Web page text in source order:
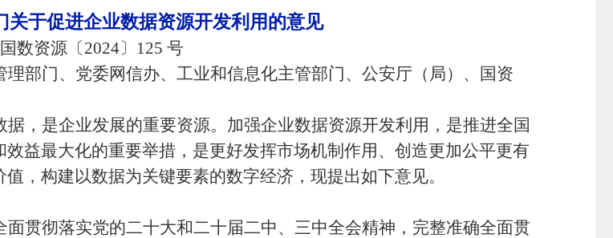
关于促进企业数据资源开发利用的意见
国数资源〔2024〕125 号
部门、党委网信办、工业和信息化主管部门、公安厅（局）、国资
，是企业发展的重要资源。加强企业数据资源开发利用，是推进全国
益最大化的重要举措，是更好发挥市场机制作用、创造更加公平更有
，构建以数据为关键要素的数字经济，现提出如下意见。
贯彻落实党的二十大和二十届二中、三中全会精神，完整准确全面贯